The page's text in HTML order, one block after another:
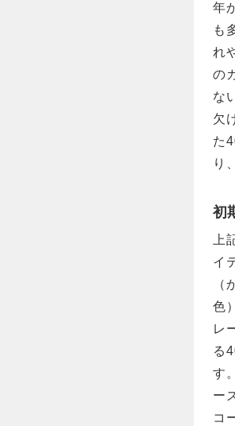
年
も
れ
の
な
欠
た
り
初
上
イ
色
レ
る
す
ー
コ